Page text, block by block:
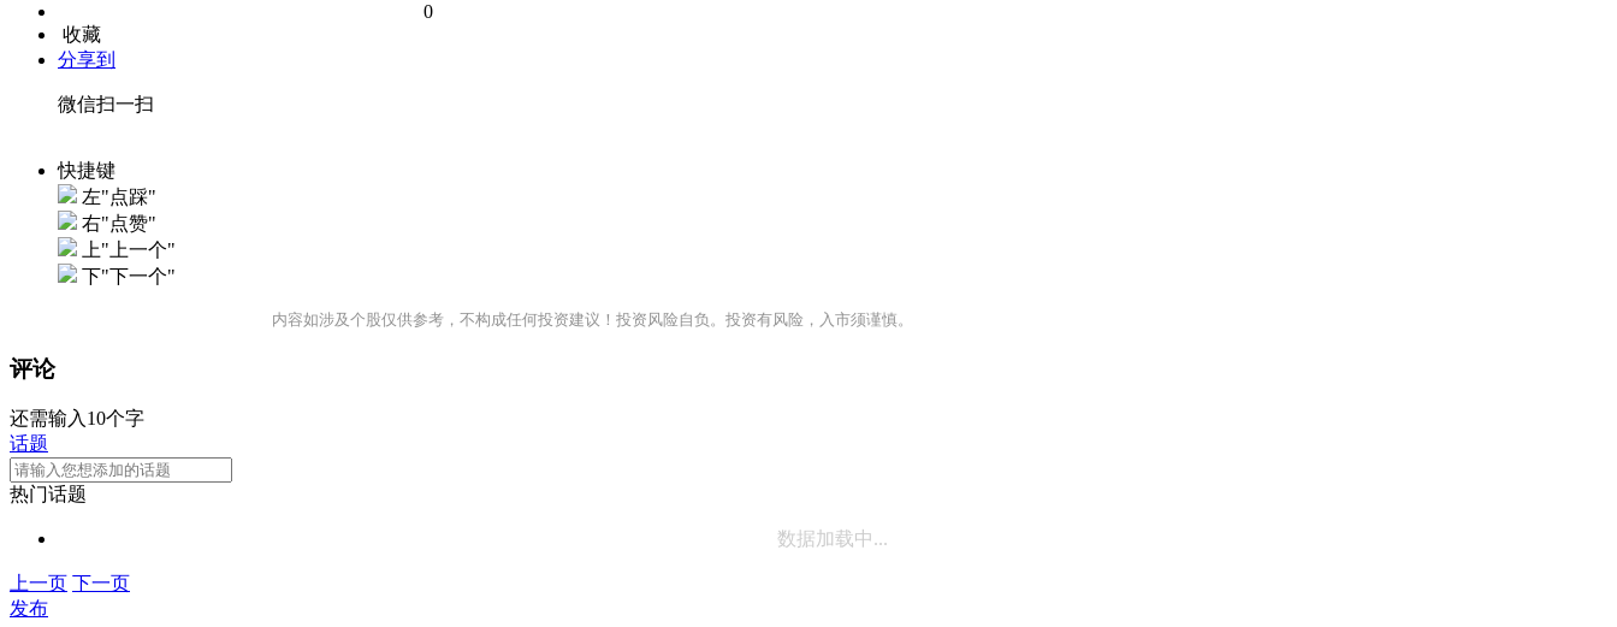
0
收藏
分享到
微信扫一扫
快捷键
左"点踩"
右"点赞"
上"上一个"
下"下一个"
内容如涉及个股仅供参考，不构成任何投资建议！投资风险自负。投资有风险，入市须谨慎。
评论
还需输入10个字
话题
热门话题
数据加载中...
上一页 下一页
发布